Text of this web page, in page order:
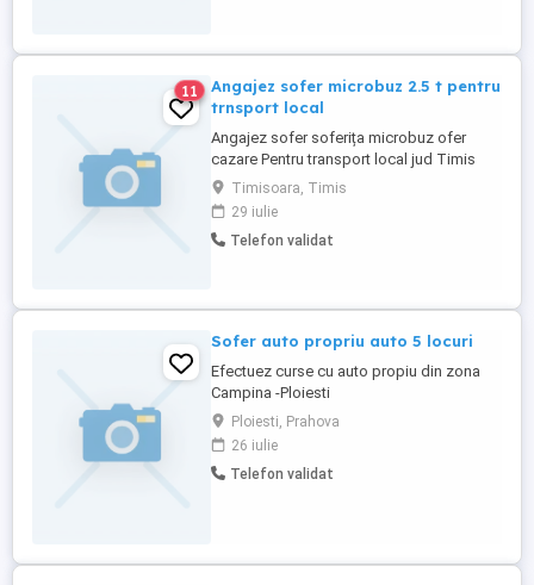
...
11
Angajez sofer microbuz 2.5 t pentru
trnsport local
Angajez sofer soferița microbuz ofer
cazare Pentru transport local jud Timis
Mai multe detalii la telefon
Timisoara, Timis
29 iulie
Telefon validat
Sofer auto propriu auto 5 locuri
Efectuez curse cu auto propiu din zona
Campina -Ploiesti
Ploiesti, Prahova
26 iulie
Telefon validat